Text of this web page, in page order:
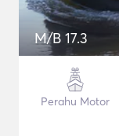
M/B 17.3
Perahu Motor